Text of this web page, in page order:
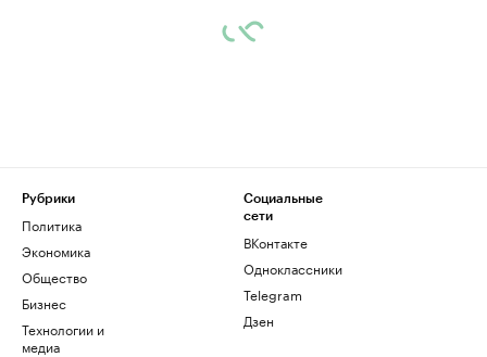
Рубрики
Политика
Экономика
Общество
Бизнес
Технологии и
медиа
Социальные
сети
ВКонтакте
Одноклассники
Telegram
Дзен